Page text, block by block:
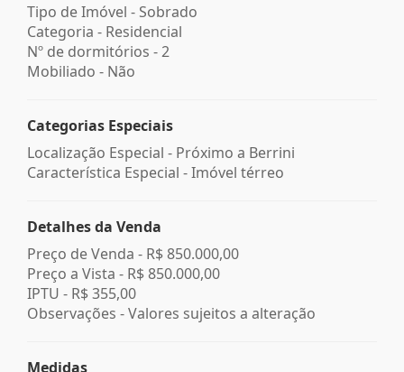
Tipo de Imóvel - Sobrado
Categoria - Residencial
Nº de dormitórios - 2
Mobiliado - Não
Categorias Especiais
Localização Especial - Próximo a Berrini
Característica Especial - Imóvel térreo
Detalhes da Venda
Preço de Venda - R$ 850.000,00
Preço a Vista - R$ 850.000,00
IPTU - R$ 355,00
Observações - Valores sujeitos a alteração
Medidas